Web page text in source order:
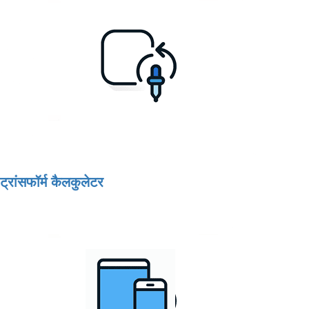
ट्रांसफॉर्म कैलकुलेटर